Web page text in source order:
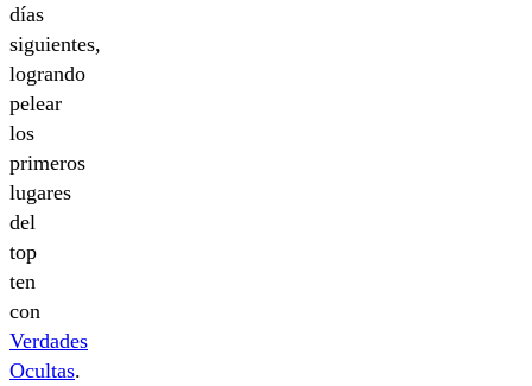
días
siguientes,
logrando
pelear
los
primeros
lugares
del
top
ten
con
Verdades
Ocultas.